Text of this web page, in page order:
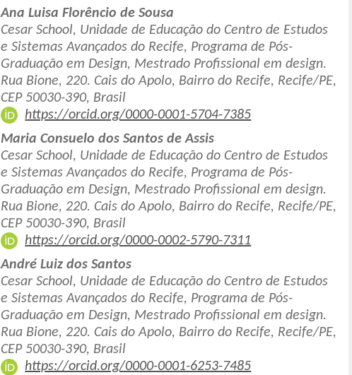
Ana Luisa Florêncio de Sousa
Cesar School, Unidade de Educação do Centro de Estudos
e Sistemas Avançados do Recife, Programa de Pós-
Graduação em Design, Mestrado Profissional em design.
Rua Bione, 220. Cais do Apolo, Bairro do Recife, Recife/PE,
CEP 50030-390, Brasil
https://orcid.org/0000-0001-5704-7385
Maria Consuelo dos Santos de Assis
Cesar School, Unidade de Educação do Centro de Estudos
e Sistemas Avançados do Recife, Programa de Pós-
Graduação em Design, Mestrado Profissional em design.
Rua Bione, 220. Cais do Apolo, Bairro do Recife, Recife/PE,
CEP 50030-390, Brasil
https://orcid.org/0000-0002-5790-7311
André Luiz dos Santos
Cesar School, Unidade de Educação do Centro de Estudos
e Sistemas Avançados do Recife, Programa de Pós-
Graduação em Design, Mestrado Profissional em design.
Rua Bione, 220. Cais do Apolo, Bairro do Recife, Recife/PE,
CEP 50030-390, Brasil
https://orcid.org/0000-0001-6253-7485